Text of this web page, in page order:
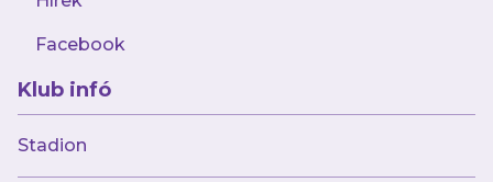
Facebook
Klub infó
Stadion
vertük a Veszprémet